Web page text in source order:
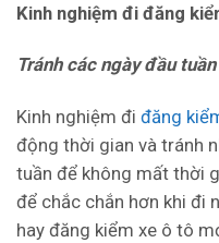
Kinh nghiệm đi đăng
Tránh các ngày đầu
Kinh nghiệm đi đăng
động thời gian và tránh
tuần để không mất thời
để chắc chắn hơn khi đi
hay đăng kiểm xe ô tô